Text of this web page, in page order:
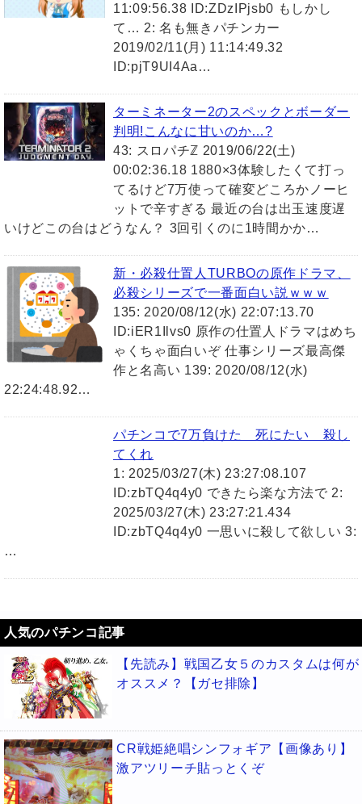
11:09:56.38 ID:ZDzIPjsb0 もしかし
て… 2: 名も無きパチンカー
2019/02/11(月) 11:14:49.32
ID:pjT9UI4Aa…
ターミネーター2のスペックとボーダー
判明!こんなに甘いのか…?
43: スロパチℤ 2019/06/22(土)
00:02:36.18 1880×3体験したくて打っ
てるけど7万使って確変どころかノーヒ
ットで辛すぎる 最近の台は出玉速度遅
いけどこの台はどうなん？ 3回引くのに1時間かか…
新・必殺仕置人TURBOの原作ドラマ、
必殺シリーズで一番面白い説ｗｗｗ
135: 2020/08/12(水) 22:07:13.70
ID:iER1Ilvs0 原作の仕置人ドラマはめち
ゃくちゃ面白いぞ 仕事シリーズ最高傑
作と名高い 139: 2020/08/12(水)
22:24:48.92…
パチンコで7万負けた 死にたい 殺し
てくれ
1: 2025/03/27(木) 23:27:08.107
ID:zbTQ4q4y0 できたら楽な方法で 2:
2025/03/27(木) 23:27:21.434
ID:zbTQ4q4y0 一思いに殺して欲しい 3:
…
人気のパチンコ記事
【先読み】戦国乙女５のカスタムは何が
オススメ？【ガセ排除】
CR戦姫絶唱シンフォギア【画像あり】
激アツリーチ貼っとくぞ